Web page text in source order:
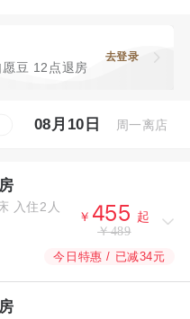
豆 12点退房
去登录
08月10日 周一离店
入住2人
￥ 
起
￥489
今日特惠 / 已减34元